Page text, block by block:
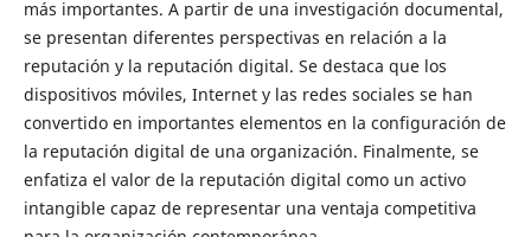
más importantes. A partir de una investigación documental,
se presentan diferentes perspectivas en relación a la
reputación y la reputación digital. Se destaca que los
dispositivos móviles, Internet y las redes sociales se han
convertido en importantes elementos en la configuración de
la reputación digital de una organización. Finalmente, se
enfatiza el valor de la reputación digital como un activo
intangible capaz de representar una ventaja competitiva